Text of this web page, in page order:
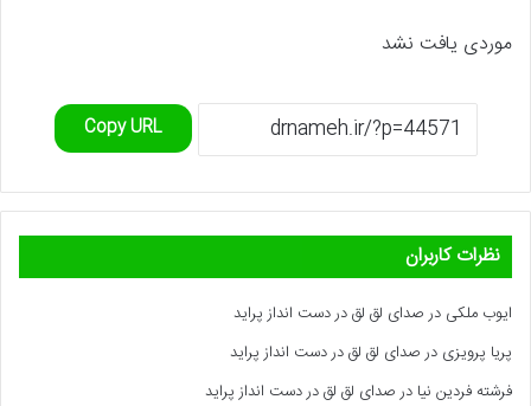
موردی یافت نشد
Copy URL
نظرات کاربران
ایوب ملکی درصدای لق لق در دست انداز پراید
پریا پرویزی درصدای لق لق در دست انداز پراید
فرشته فردین نیا درصدای لق لق در دست انداز پراید